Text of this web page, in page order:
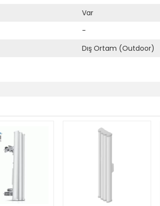
Var
-
Dış Ortam (Outdoor)